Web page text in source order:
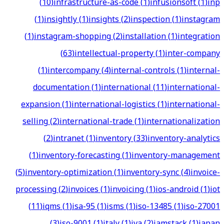
(1)insightly(1)insights(2)inspection(1)instagram
(1)instagram-shopping(2)installation(1)integration
(63)intellectual-property(1)inter-company
(1)intercompany(4)internal-controls(1)internal-
documentation(1)international(11)international-
expansion(1)international-logistics(1)international-
selling(2)international-trade(1)internationalization
(2)intranet(1)inventory(33)inventory-analytics
(1)inventory-forecasting(1)inventory-management
(5)inventory-optimization(1)inventory-sync(4)invoice-
processing(2)invoices(1)invoicing(1)ios-android(1)iot
(11)iqms(1)isa-95(1)isms(1)iso-13485(1)iso-27001